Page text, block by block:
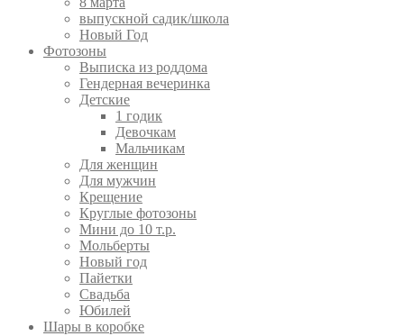
выпускной садик/школа
Новый Год
Фотозоны
Выписка из роддома
Гендерная вечеринка
Детские
1 годик
Девочкам
Мальчикам
Для женщин
Для мужчин
Крещение
Круглые фотозоны
Мини до 10 т.р.
Мольберты
Новый год
Пайетки
Свадьба
Юбилей
Шары в коробке